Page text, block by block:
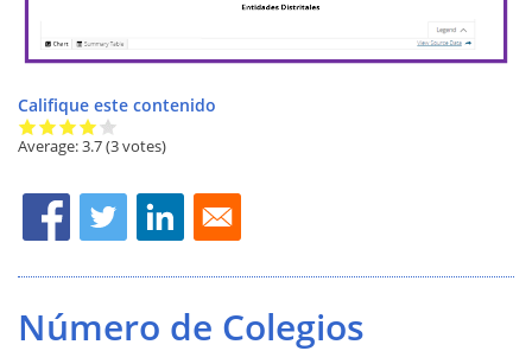
Califique este contenido
Average:3.7(3 votes)
Número de Colegios